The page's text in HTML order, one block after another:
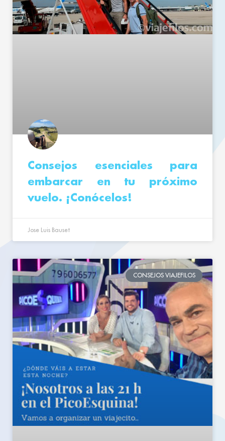
Consejos esenciales para
embarcar en tu próximo
vuelo. ¡Conócelos!
Jose Luis Bauset
CONSEJOS VIAJEFILOS